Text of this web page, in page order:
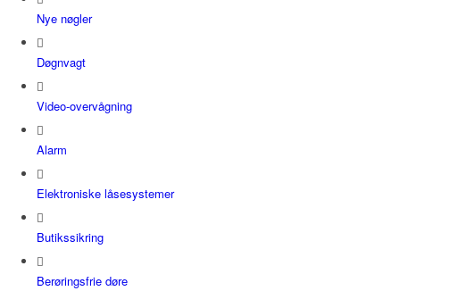
Nye nøgler
Døgnvagt
Video-overvågning
Alarm
Elektroniske låsesystemer
Butikssikring
Berøringsfrie døre